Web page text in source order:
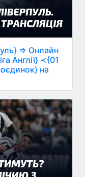
⇒ Онлайн
Англії} ≺{01
на